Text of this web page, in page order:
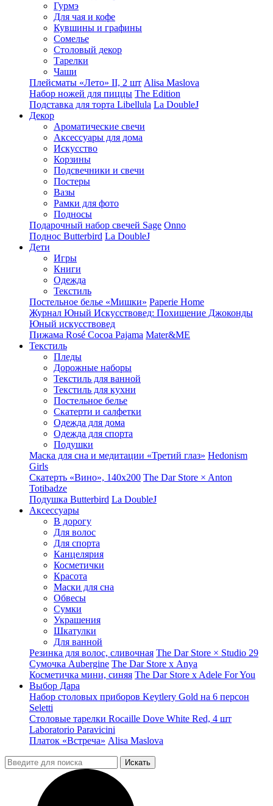
Гурмэ
Для чая и кофе
Кувшины и графины
Сомелье
Столовый декор
Тарелки
Чаши
Плейсматы «Лето» II, 2 шт Alisa Maslova
Набор ножей для пиццы The Edition
Подставка для торта Libellula La DoubleJ
Декор
Ароматические свечи
Аксессуары для дома
Искусство
Корзины
Подсвечники и свечи
Постеры
Вазы
Рамки для фото
Подносы
Подарочный набор свечей Sage Onno
Поднос Butterbird La DoubleJ
Дети
Игры
Книги
Одежда
Текстиль
Постельное белье «Мишки» Paperie Home
Журнал Юный Искусствовед: Похищение Джоконды
Юный искусствовед
Пижама Rosé Cocoa Pajama Mater&ME
Текстиль
Пледы
Дорожные наборы
Текстиль для ванной
Текстиль для кухни
Постельное белье
Скатерти и салфетки
Одежда для дома
Одежда для спорта
Подушки
Маска для сна и медитации «Третий глаз» Hedonism
Girls
Скатерть «Вино», 140х200 The Dar Store × Anton
Totibadze
Подушка Butterbird La DoubleJ
Аксессуары
В дорогу
Для волос
Для спорта
Канцелярия
Косметички
Красота
Маски для сна
Обвесы
Сумки
Украшения
Шкатулки
Для ванной
Резинка для волос, сливочная The Dar Store × Studio 29
Сумочка Aubergine The Dar Store x Anya
Косметичка мини, синяя The Dar Store x Adele For You
Выбор Дара
Набор столовых приборов Keytlery Gold на 6 персон
Seletti
Столовые тарелки Rocaille Dove White Red, 4 шт
Laboratorio Paravicini
Платок «Встреча» Alisa Maslova